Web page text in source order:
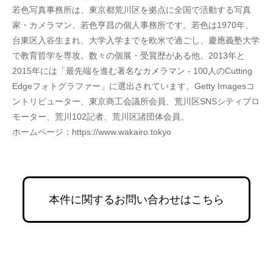
若色写真事務所は、東京都荒川区を拠点に全国で活動する写真
家・カメラマン、若色亨昌の個人事務所です。若色は1970年、
台東区入谷生まれ、大学入学までを欧米で過ごし、慶應義塾大学
で教育哲学を専攻。数々の個展・受賞歴がある他、2013年と
2015年には「最先端を進む著名なカメラマン - 100人のCutting
Edgeフォトグラファー」に選出されています。Getty Imagesコ
ントリビューター、東京商工会議所会員、荒川区SNSシティプロ
モーター、荒川102記者、荒川区諸団体会員。
ホームページ：https://www.wakairo.tokyo
本件に関するお問い合わせはこちら